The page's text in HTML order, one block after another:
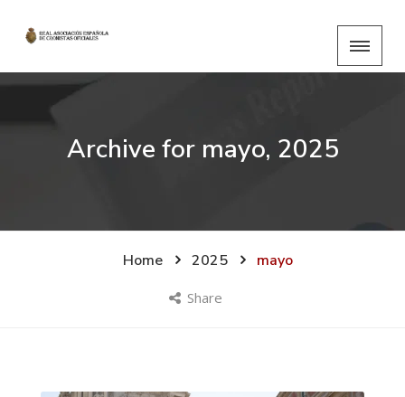
Archive for mayo, 2025
Home 2025 mayo
Share